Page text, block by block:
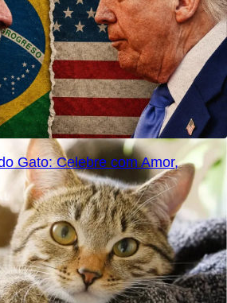
Gato: Celebre com Amor,